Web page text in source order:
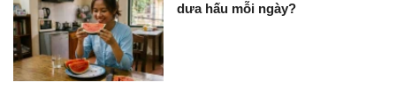
dưa hấu mỗi ngày?